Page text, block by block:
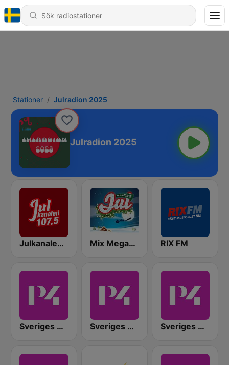
Stationer Julradion 2025
Julradion 2025
Julkanalen 107.5 FM Mix Megapol Jul RIX FM
Sveriges Radio P4 Göteborg Sveriges Radio P4 Väst Sveriges Radio P4 Kristianstad